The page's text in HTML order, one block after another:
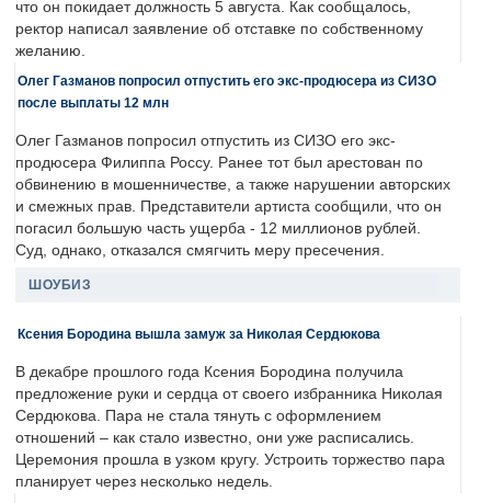
что он покидает должность 5 августа. Как сообщалось,
ректор написал заявление об отставке по собственному
желанию.
Олег Газманов попросил отпустить его экс-продюсера из СИЗО
после выплаты 12 млн
Олег Газманов попросил отпустить из СИЗО его экс-
продюсера Филиппа Россу. Ранее тот был арестован по
обвинению в мошенничестве, а также нарушении авторских
и смежных прав. Представители артиста сообщили, что он
погасил большую часть ущерба - 12 миллионов рублей.
Суд, однако, отказался смягчить меру пресечения.
ШОУБИЗ
Ксения Бородина вышла замуж за Николая Сердюкова
В декабре прошлого года Ксения Бородина получила
предложение руки и сердца от своего избранника Николая
Сердюкова. Пара не стала тянуть с оформлением
отношений – как стало известно, они уже расписались.
Церемония прошла в узком кругу. Устроить торжество пара
планирует через несколько недель.